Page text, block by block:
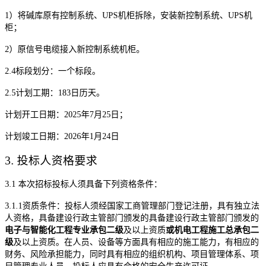
1）将碱库原有控制系统、 UPS机柜拆除，安装新控制系统、 UPS机
柜；
2）原信号电缆接入新控制系统机柜。
2.4标段划分：一个标段。
2.5计划工期： 183 日历天。
计划开工日期： 2025年7月 25 日；
计划竣工日期： 2026年1月 24 日
3. 投标人资格要求
3.1 本次招标投标人须具备下列资格条件：
3.1.1资质条件：投标人须经国家工商管理部门登记注册，具有独立法
人资格，具备建设行政主管部门颁发的具备建设行政主管部门颁发的
电子与智能化工程专业承包二级及以上资质或机电工程施工总承包二
级及以上资质。在人员、设备等方面具有相应的施工能力，有相应的
财务、风险承担能力，同时具有相应的组织机构、项目管理体系、项